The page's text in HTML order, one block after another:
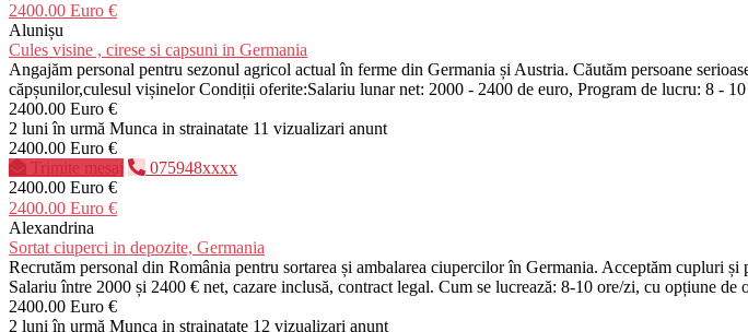
2400.00 Euro €
Alunișu
Cules visine , cirese si capsuni in Germania
Angajăm personal pentru sezonul agricol actual în ferme din Germania și Austria. Căutăm persoane
căpșunilor,culesul vișinelor Condiții oferite:Salariu lunar net: 2000 - 2400 de euro, Program de lucru: 8 -
2400.00 Euro €
2 luni în urmă Munca in strainatate 11 vizualizari anunt
2400.00 Euro €
Trimite mesaj
075948xxxx
2400.00 Euro €
2400.00 Euro €
Alexandrina
Sortat ciuperci in depozite, Germania
Recrutăm personal din România pentru sortarea și ambalarea ciupercilor în Germania. Acceptăm cupluri
Salariu între 2000 și 2400 € net, cazare inclusă, contract legal. Cum se lucrează: 8-10 ore/zi, cu opțiune de
2400.00 Euro €
2 luni în urmă Munca in strainatate 12 vizualizari anunt